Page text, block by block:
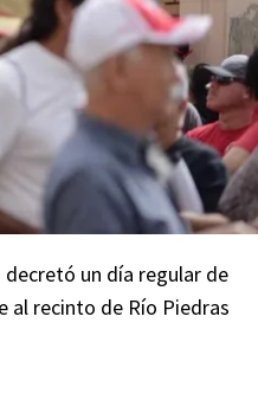
decretó un día regular de
al recinto de Río Piedras